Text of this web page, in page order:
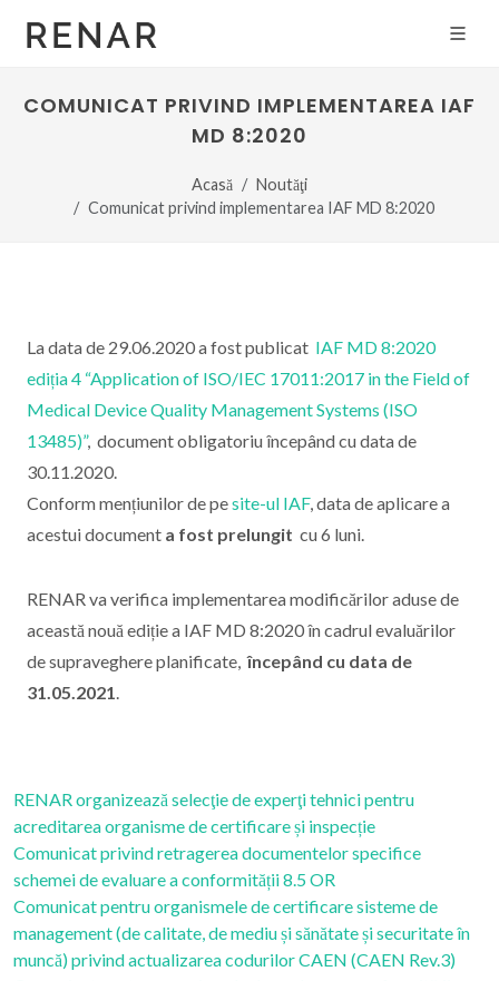
COMUNICAT PRIVIND IMPLEMENTAREA IAF
MD 8:2020
Acasă
Noutăţi
Comunicat privind implementarea IAF MD 8:2020
La data de 29.06.2020 a fost publicat IAF MD 8:2020
ediția 4 “Application of ISO/IEC 17011:2017 in the Field of
Medical Device Quality Management Systems (ISO
13485)”, document obligatoriu începând cu data de
30.11.2020.
Conform mențiunilor de pesite-ul IAF, data de aplicare a
acestui document a fost prelungit cu 6 luni.
RENAR va verifica implementarea modificărilor aduse de
această nouă ediție a IAF MD 8:2020 în cadrul evaluărilor
de supraveghere planificate,începând cu data de
31.05.2021.
RENAR organizează selecţie de experţi tehnici pentru
acreditarea organisme de certificare și inspecție
Comunicat privind retragerea documentelor specifice
schemei de evaluare a conformității 8.5 OR
Comunicat pentru organismele de certificare sisteme de
management (de calitate, de mediu și sănătate și securitate în
muncă) privind actualizarea codurilor CAEN (CAEN Rev.3)